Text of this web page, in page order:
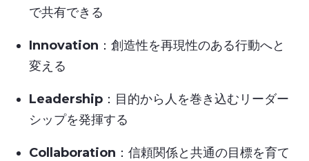
で共有できる
Innovation ：創造性を再現性のある行動へと
変える
Leadership ：目的から人を巻き込むリーダー
シップを発揮する
Collaboration ：信頼関係と共通の目標を育て